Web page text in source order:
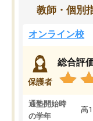
教師・個別
オンライン校
保護者
総合評
通塾開始時
の学年
高1